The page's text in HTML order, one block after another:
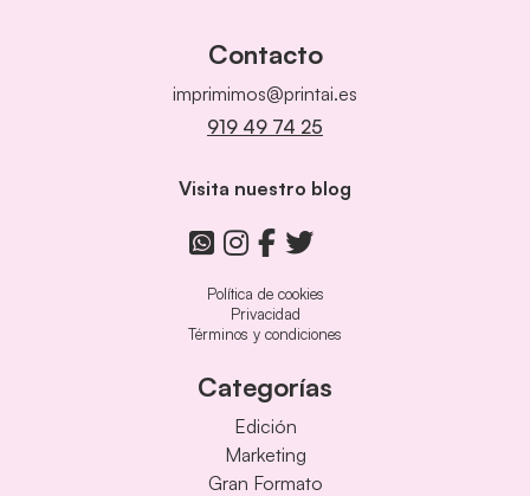
Contacto
imprimimos@printai.es
919 49 74 25
Visita nuestro blog
Política de cookies
Privacidad
Términos y condiciones
Categorías
Edición
Marketing
Gran Formato